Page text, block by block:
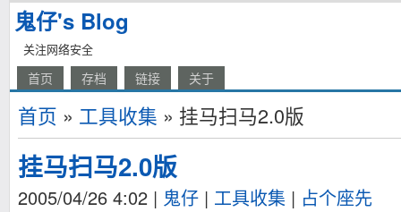
鬼仔's Blog
关注网络安全
首页 存档 链接 关于
首页 » 工具收集 » 挂马扫马2.0版
挂马扫马2.0版
2005/04/26 4:02 | 鬼仔 | 工具收集 | 占个座先